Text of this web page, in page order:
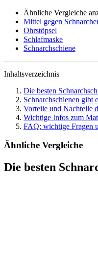
Ähnliche Vergleiche
Mittel gegen
Ohrstöpsel
Schlafmaske
Schnarchschiene
Inhaltsverzeichnis
Die besten
Schnarchschienen gibt
Vorteile und Nachteile
Wichtige Infos zum
FAQ: wichtige Fragen
Ähnliche Vergleiche
Die besten